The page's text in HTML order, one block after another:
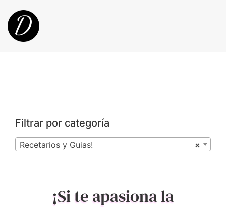
Filtrar por categoría
×
Recetarios y Guias!
¡Si te apasiona la